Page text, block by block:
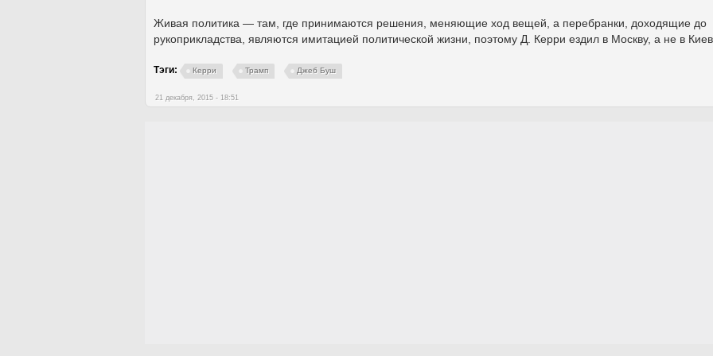
Живая политика — там, где принимаются решения, меняющие ход вещей, а перебранки, доходящие до
рукоприкладства, являются имитацией политической жизни, поэтому Д. Керри ездил в Москву, а не в
Тэги: Керри Трамп Джеб Буш
21 декабря, 2015 - 18:51